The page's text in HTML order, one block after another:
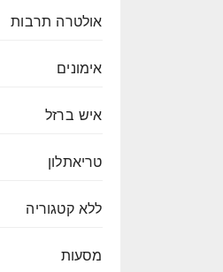
אולטרה תרבות
אימונים
איש ברזל
טריאתלון
ללא קטגוריה
מסעות